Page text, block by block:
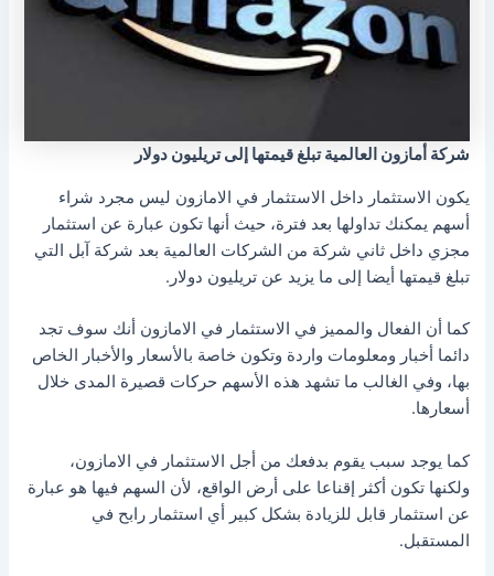
شركة أمازون العالمية تبلغ قيمتها إلى تريليون دولار
يكون الاستثمار داخل الاستثمار في الامازون ليس مجرد شراء
أسهم يمكنك تداولها بعد فترة، حيث أنها تكون عبارة عن استثمار
مجزي داخل ثاني شركة من الشركات العالمية بعد شركة آبل التي
تبلغ قيمتها أيضا إلى ما يزيد عن تريليون دولار.
كما أن الفعال والمميز في الاستثمار في الامازون أنك سوف تجد
دائما أخبار ومعلومات واردة وتكون خاصة بالأسعار والأخبار الخاص
بها، وفي الغالب ما تشهد هذه الأسهم حركات قصيرة المدى خلال
أسعارها.
كما يوجد سبب يقوم بدفعك من أجل الاستثمار في الامازون،
ولكنها تكون أكثر إقناعا على أرض الواقع، لأن السهم فيها هو عبارة
عن استثمار قابل للزيادة بشكل كبير أي استثمار رابح في
المستقبل.